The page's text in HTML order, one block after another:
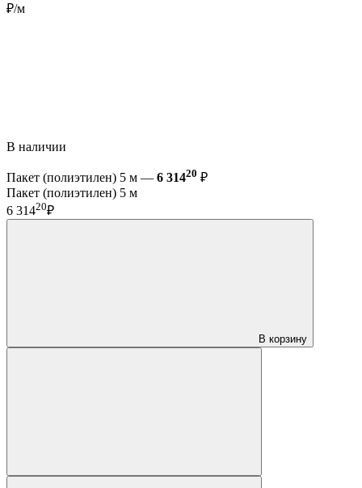
₽/м
В наличии
Пакет (полиэтилен) 5 м — 6 31420 ₽
Пакет (полиэтилен) 5 м
6 31420₽
В корзину